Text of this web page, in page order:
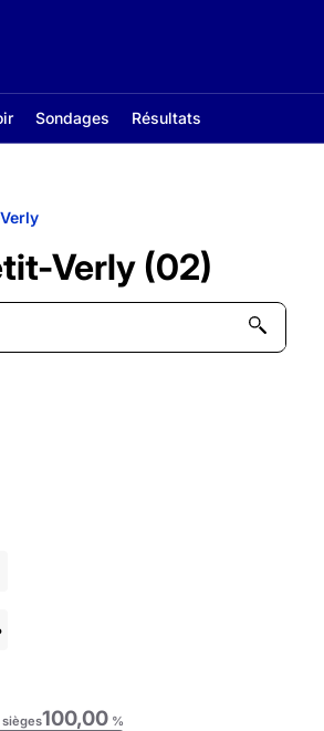
Sondages Résultats
Verly (02)
sièges100,00 %